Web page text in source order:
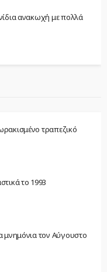
ανακωχή με πολλά
τραπεζικό
το 1993
μνημόνια τον Αύγουστο